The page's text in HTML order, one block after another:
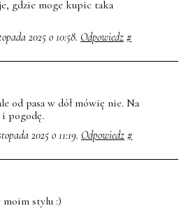
gdzie moge kupic taka
2025 o 10:58. Odpowiedz #
od pasa w dół mówię nie. Na
pogodę.
2025 o 11:19. Odpowiedz #
stylu :)